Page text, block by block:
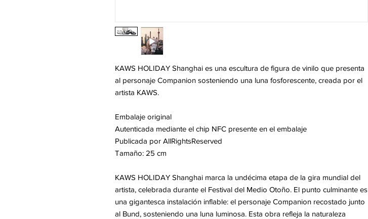
KAWS HOLIDAY Shanghai es una escultura de figura de vinilo que presenta
al personaje Companion sosteniendo una luna fosforescente, creada por el
artista KAWS.
Embalaje original
Autenticada mediante el chip NFC presente en el embalaje
Publicada por AllRightsReserved
Tamaño: 25 cm
KAWS HOLIDAY Shanghai marca la undécima etapa de la gira mundial del
artista, celebrada durante el Festival del Medio Otoño. El punto culminante es
una gigantesca instalación inflable: el personaje Companion recostado junto
al Bund, sosteniendo una luna luminosa. Esta obra refleja la naturaleza